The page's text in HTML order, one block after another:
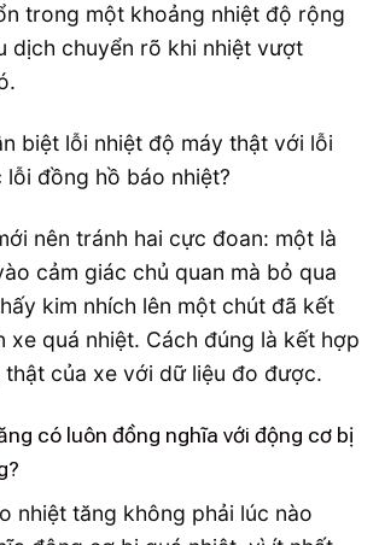
trong một khoảng nhiệt độ rộng
dịch chuyển rõ khi nhiệt vượt
nên tránh hai cực đoan: một là
cảm giác chủ quan mà bỏ qua
kim nhích lên một chút đã kết
xe quá nhiệt. Cách đúng là kết hợp
của xe với dữ liệu đo được.
có luôn đồng nghĩa với động cơ bị
nhiệt tăng không phải lúc nào